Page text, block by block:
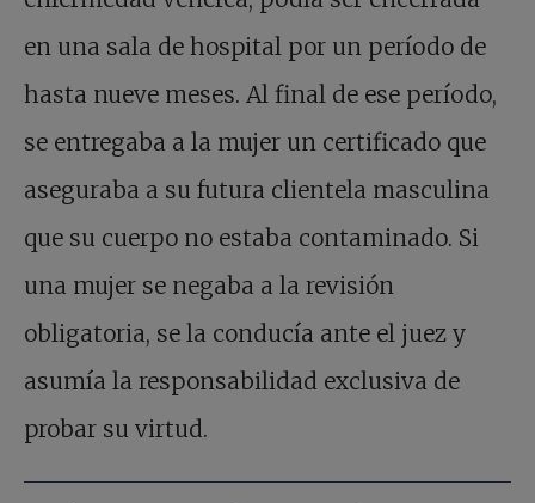
en una sala de hospital por un período de
hasta nueve meses. Al final de ese período,
se entregaba a la mujer un certificado que
aseguraba a su futura clientela masculina
que su cuerpo no estaba contaminado. Si
una mujer se negaba a la revisión
obligatoria, se la conducía ante el juez y
asumía la responsabilidad exclusiva de
probar su virtud.